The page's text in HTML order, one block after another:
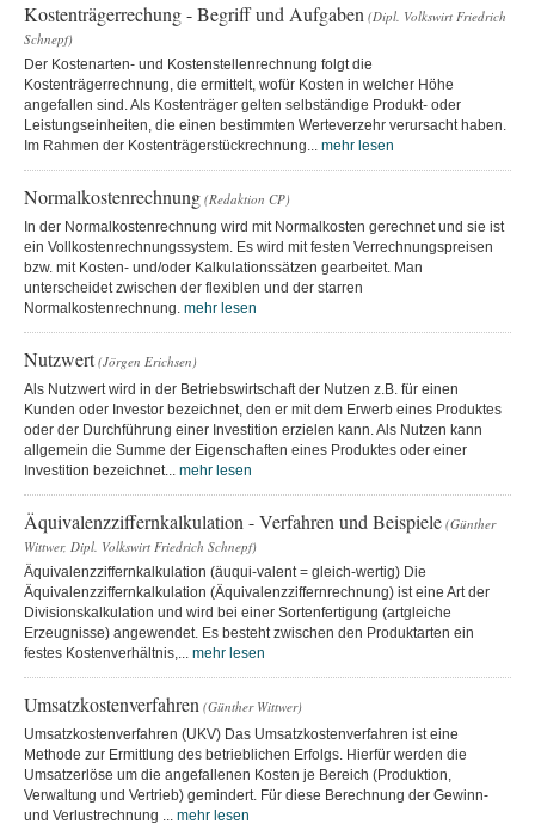
Kostenträgerrechung - Begriff und Aufgaben (Dipl. Volkswirt Friedrich
Schnepf)
Der Kostenarten- und Kostenstellenrechnung folgt die
Kostenträgerrechnung, die ermittelt, wofür Kosten in welcher Höhe
angefallen sind. Als Kostenträger gelten selbständige Produkt- oder
Leistungseinheiten, die einen bestimmten Werteverzehr verursacht haben.
Im Rahmen der Kostenträgerstückrechnung... mehr lesen
Normalkostenrechnung (Redaktion CP)
In der Normalkostenrechnung wird mit Normalkosten gerechnet und sie ist
ein Vollkostenrechnungssystem. Es wird mit festen Verrechnungspreisen
bzw. mit Kosten- und/oder Kalkulationssätzen gearbeitet. Man
unterscheidet zwischen der flexiblen und der starren
Normalkostenrechnung. mehr lesen
Nutzwert (Jörgen Erichsen)
Als Nutzwert wird in der Betriebswirtschaft der Nutzen z.B. für einen
Kunden oder Investor bezeichnet, den er mit dem Erwerb eines Produktes
oder der Durchführung einer Investition erzielen kann. Als Nutzen kann
allgemein die Summe der Eigenschaften eines Produktes oder einer
Investition bezeichnet... mehr lesen
Äquivalenzziffernkalkulation - Verfahren und Beispiele (Günther
Wittwer, Dipl. Volkswirt Friedrich Schnepf)
Äquivalenzziffernkalkulation (äuqui-valent = gleich-wertig) Die
Äquivalenzziffernkalkulation (Äquivalenzziffernrechnung) ist eine Art der
Divisionskalkulation und wird bei einer Sortenfertigung (artgleiche
Erzeugnisse) angewendet. Es besteht zwischen den Produktarten ein
festes Kostenverhältnis,... mehr lesen
Umsatzkostenverfahren (Günther Wittwer)
Umsatzkostenverfahren (UKV) Das Umsatzkostenverfahren ist eine
Methode zur Ermittlung des betrieblichen Erfolgs. Hierfür werden die
Umsatzerlöse um die angefallenen Kosten je Bereich (Produktion,
Verwaltung und Vertrieb) gemindert. Für diese Berechnung der Gewinn-
und Verlustrechnung ... mehr lesen